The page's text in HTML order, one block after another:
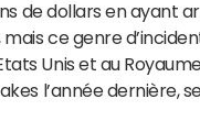
de dollars en ayant
ce genre
Unis et au
l’année dernière,